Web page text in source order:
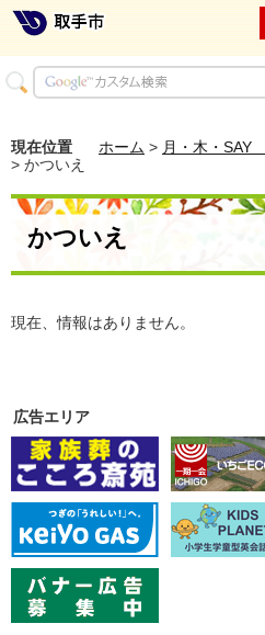
現在位置 ホーム > 月・木・SAY
> かついえ
かついえ
現在、情報はありません。
広告エリア